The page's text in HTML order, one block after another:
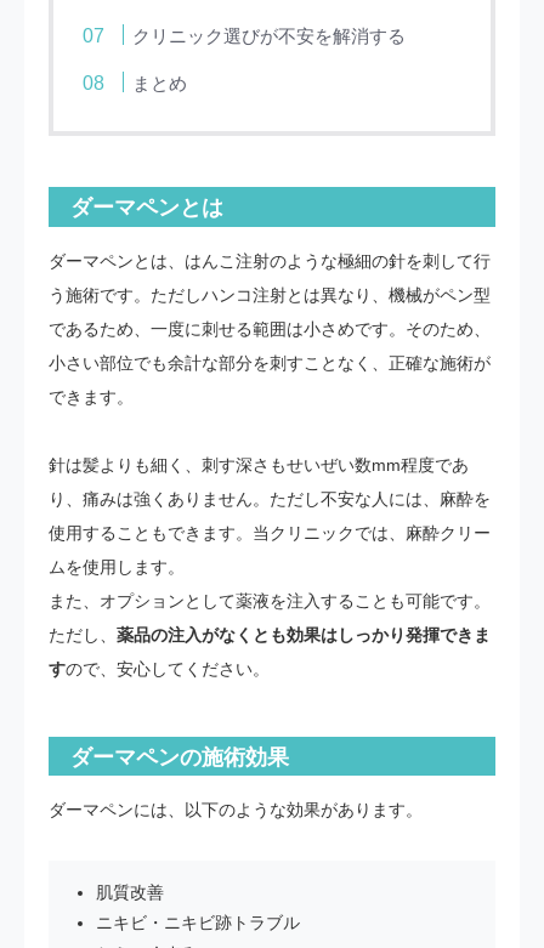
クリニック選びが不安を解消する
まとめ
ダーマペンとは
ダーマペンとは、はんこ注射のような極細の針を刺して行
う施術です。ただしハンコ注射とは異なり、機械がペン型
であるため、一度に刺せる範囲は小さめです。そのため、
小さい部位でも余計な部分を刺すことなく、正確な施術が
できます。
針は髪よりも細く、刺す深さもせいぜい数mm程度であ
り、痛みは強くありません。ただし不安な人には、麻酔を
使用することもできます。当クリニックでは、麻酔クリー
ムを使用します。
また、オプションとして薬液を注入することも可能です。
ただし、 薬品の注入がなくとも効果はしっかり発揮できま
すので、安心してください。
ダーマペンの施術効果
ダーマペンには、以下のような効果があります。
肌質改善
ニキビ・ニキビ跡トラブル